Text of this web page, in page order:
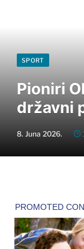
SPORT
Pioniri
državni
8. Juna 2026.